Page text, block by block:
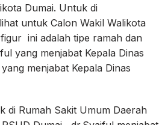
Dumai. Untuk di
untuk Calon Wakil Walikota
ini adalah tipe ramah dan
yang menjabat Kepala Dinas
menjabat Kepala Dinas
di Rumah Sakit Umum Daerah